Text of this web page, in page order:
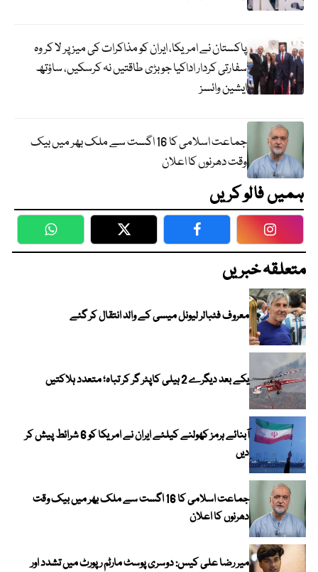
پاکستان نے امریکا، ایران کو مذاکرات کی میز پر لا کر وہ
سفارتی کردار اداکیا جو بڑی طاقتیں نہ کرسکیں، ساؤتھ
ایشین وائسز
جماعت اسلامی کا 16 اگست سے ملک بھر میں بیک
وقت دھرنوں کا اعلان
ہمیں فالو کریں
WhatsApp Twitter Facebook
متعلقہ خبریں
معروف فٹبالر لیونل میسی کے والد انتقال کر گئے
یکے بعد دیگرے 2 ہیلی کاپٹر گر کر تباہ؛ متعدد ہلاکتیں
آبنائے ہرمز کھولنے کیلئے ایران نے امریکا کو 6 شرائط پیش کر
دیں
جماعت اسلامی کا 16 اگست سے ملک بھر میں بیک وقت
دھرنوں کا اعلان
میر رضا علی کیس: دوسری پوسٹ مارٹم رپورٹ میں تشدد اور